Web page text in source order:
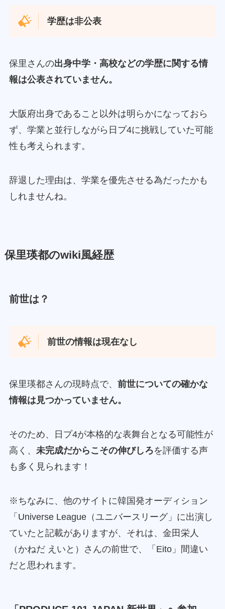
学歴は非公表
保里さんの出身中学・高校などの学歴に関する情
報は公表されていません。
大阪府出身であること以外は明らかになっておら
ず、学業と並行しながら日プ4に挑戦していた可能
性も考えられます。
辞退した理由は、学業を優先させる為だったかも
しれませんね。
保里瑛都のwiki風経歴
前世は？
前世の情報は現在なし
保里瑛都さんの現時点で、 前世についての確かな
情報は見つかっていません。
そのため、日プ4が本格的な表舞台となる可能性が
高く、 未完成だからこその伸びしろを評価する声
も多く見られます！
※ちなみに、他のサイトに韓国発オーディション
「Universe League（ユニバースリーグ」に出演し
ていたと記載がありますが、それは、金田栄人
（かねだ えいと）さんの前世で、「Eito」間違い
だと思われます。